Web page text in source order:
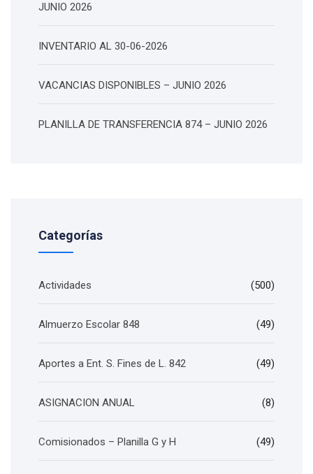
JUNIO 2026
INVENTARIO AL 30-06-2026
VACANCIAS DISPONIBLES – JUNIO 2026
PLANILLA DE TRANSFERENCIA 874 – JUNIO 2026
Categorías
Actividades (500)
Almuerzo Escolar 848 (49)
Aportes a Ent. S. Fines de L. 842 (49)
ASIGNACION ANUAL (8)
Comisionados – Planilla G y H (49)